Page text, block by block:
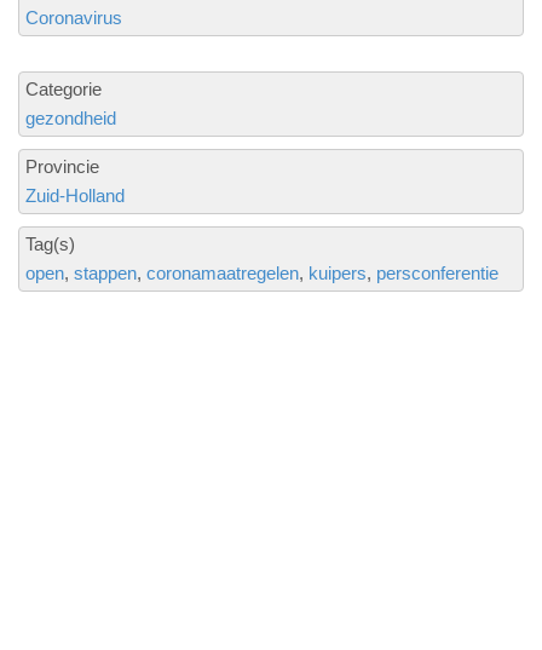
Coronavirus
Categorie
gezondheid
Provincie
Zuid-Holland
Tag(s)
open stappen coronamaatregelen kuipers persconferentie